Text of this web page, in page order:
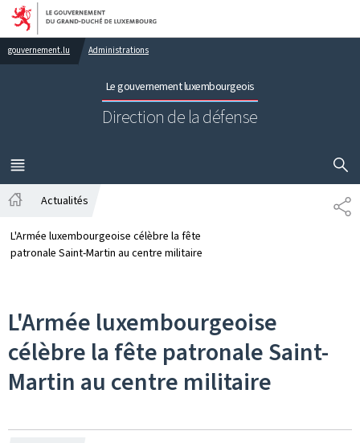
Aller au menu principal
Aller au contenu
gouvernement.lu Administrations
Le gouvernement luxembourgeois
Direction de la défense
MENU
PRINCIPAL
Actualités
L'Armée luxembourgeoise célèbre la fête
patronale Saint-Martin au centre militaire
L'Armée luxembourgeoise
célèbre la fête patronale Saint-
Martin au centre militaire